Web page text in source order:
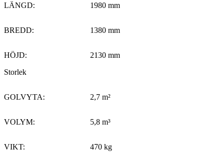
LÄNGD: 1980 mm
BREDD: 1380 mm
HÖJD:
2130 mm
Storlek
GOLVYTA: 2,7 m²
VOLYM: 5,8 m³
VIKT:
470 kg